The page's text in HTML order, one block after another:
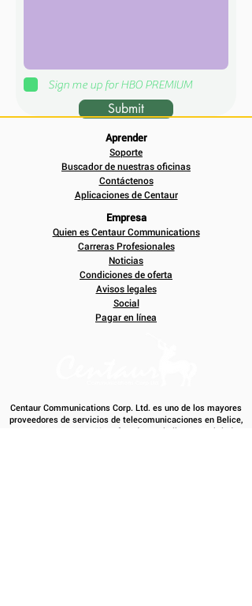
Sign me up for HBO PREMIUM
Submit
Aprender
Soporte
Buscador de nuestras oficinas
Contáctenos
Aplicaciones de Centaur
Empresa
Quien es Centaur Communications
Carreras Profesionales
Noticias
Condiciones de oferta
Avisos legales
Social
Pagar en línea
Centaur Communications Corp. Ltd. es uno de los mayores
proveedores de servicios de telecomunicaciones en Belice,
y somos una compañía enfocada en el cliente que brinda